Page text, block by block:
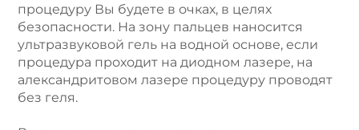
процедуру Вы будете в очках, в целях
безопасности. На зону пальцев наносится
ультразвуковой гель на водной основе, если
процедура проходит на диодном лазере, на
александритовом лазере процедуру проводят
без геля.